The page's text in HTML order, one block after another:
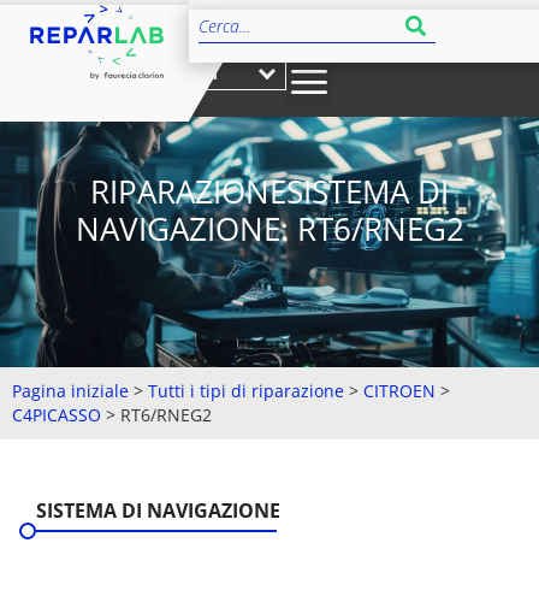
IT
RIPARAZIONESISTEMA DI
NAVIGAZIONE: RT6/RNEG2
Pagina iniziale > Tutti i tipi di riparazione > CITROEN >
C4PICASSO > RT6/RNEG2
SISTEMA DI NAVIGAZIONE